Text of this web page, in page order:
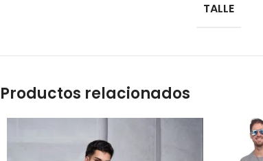
TALLE
Productos relacionados